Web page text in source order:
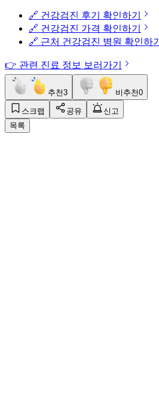
🔗 건강검진 후기 확인하기
🔗 건강검진 가격 확인하기
🔗 근처 건강검진 병원 확인하기
👉 관련 진료 정보 보러가기
추천3 비추천0
스크랩 공유
신고
목록